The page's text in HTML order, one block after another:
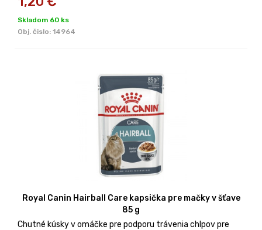
Skladom 60 ks
Obj. čislo: 14964
Royal Canin Hairball Care kapsička pre mačky v šťave
85 g
Chutné kúsky v omáčke pre podporu trávenia chlpov pre